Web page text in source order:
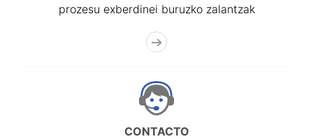
prozesu exberdinei buruzko zalantzak
CONTACTO